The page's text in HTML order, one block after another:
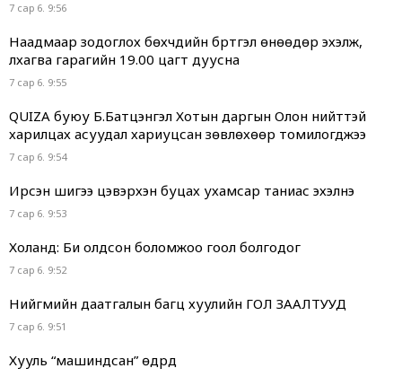
7 сар 6. 9:56
Наадмаар зодоглох бөхчүүдийн бүртгэл өнөөдөр эхэлж,
лхагва гарагийн 19.00 цагт дуусна
7 сар 6. 9:55
QUIZA буюу Б.Батцэнгэл Хотын даргын Олон нийттэй
харилцах асуудал хариуцсан зөвлөхөөр томилогджээ
7 сар 6. 9:54
Ирсэн шигээ цэвэрхэн буцах ухамсар таниас эхэлнэ
7 сар 6. 9:53
Холанд: Би олдсон боломжоо гоол болгодог
7 сар 6. 9:52
Нийгмийн даатгалын багц хуулийн ГОЛ ЗААЛТУУД
7 сар 6. 9:51
Хууль “машиндсан” өдрүүд